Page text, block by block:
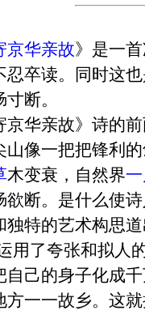
京华亲故》是一
忍卒读。同时这
断。
京华亲故》诗的
像一把把锋利
木变衰，自然界
欲断。是什么使
特的艺术构思
用了夸张和拟人
自己的身子化成
方一一故乡。这